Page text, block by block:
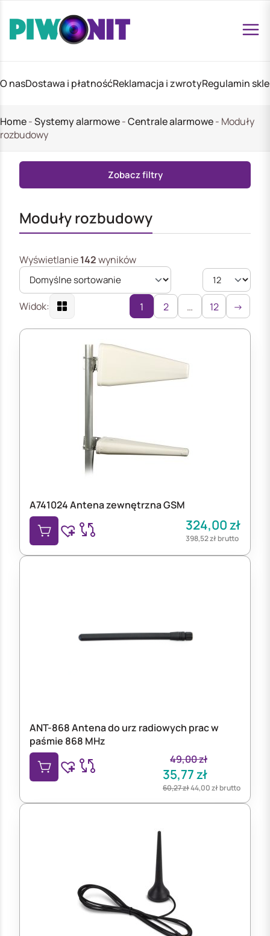
O nasDostawa i płatnośćReklamacja i zwrotyRegulamin
Home-Systemy alarmowe-Centrale alarmowe- Moduły
rozbudowy
Moduły rozbudowy
Wyświetlanie142wyników
Widok: 1 2 … 12 →
A741024 Antena zewnętrzna GSM
324,00zł
398,52złbrutto
ANT-868 Antena do urz radiowych prac w
paśmie 868 MHz
49,00zł
35,77zł
60,27zł44,00złbrutto
Zobacz filtry